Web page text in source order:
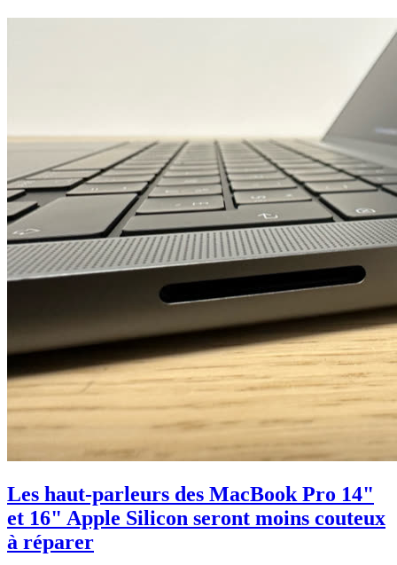
Les haut-parleurs des MacBook Pro 14"
et 16" Apple Silicon seront moins couteux
à réparer